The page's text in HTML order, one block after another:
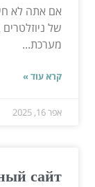
אם אתה לא
של
מערכת...
קרא עוד »
אפר 16, 2025
сайт